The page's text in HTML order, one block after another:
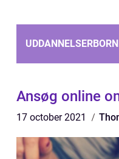
Ansøg online
17 october 2021